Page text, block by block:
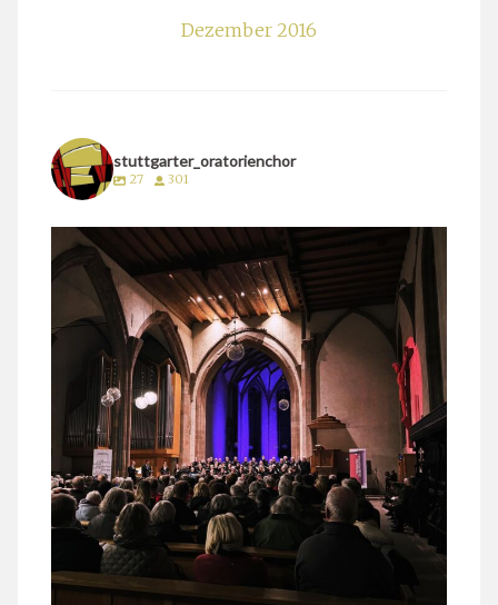
Dezember 2016
stuttgarter_oratorienchor
27 301
stuttgarter_oratorienchor
März 24